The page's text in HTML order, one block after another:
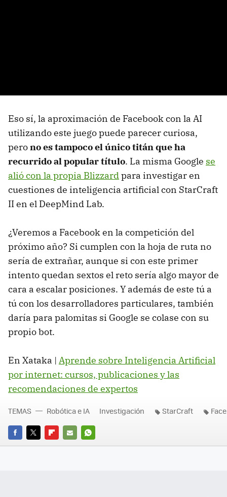
Eso sí, la aproximación de Facebook con la AI
utilizando este juego puede parecer curiosa,
perono es tampoco el único titán que ha
recurrido al popular título. La misma Google se
alió con la propia Blizzardpara investigar en
cuestiones de inteligencia artificial con StarCraft
II en el DeepMind Lab.
¿Veremos a Facebook en la competición del
próximo año? Si cumplen con la hoja de ruta no
sería de extrañar, aunque si con este primer
intento quedan sextos el reto sería algo mayor de
cara a escalar posiciones. Y además de este tú a
tú con los desarrolladores particulares, también
daría para palomitas si Google se colase con su
propio bot.
En Xataka | Aprende sobre Inteligencia Artificial
por internet: cursos, publicaciones y las
recomendaciones de expertos
FACEBOOK
TWITTERFLIPBOARD
E-
WHATSAPP
TEMAS Robótica e IA Investigación StarCraft